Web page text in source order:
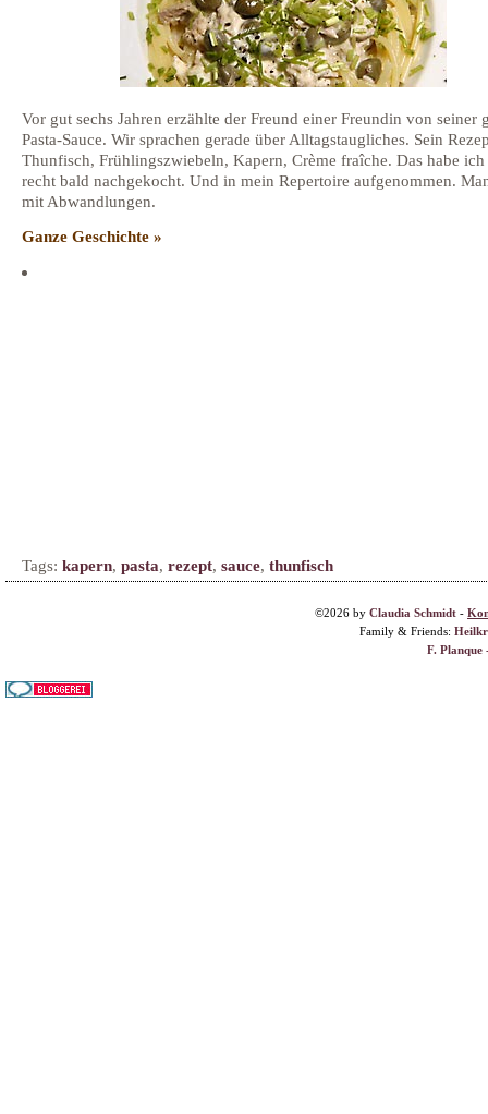
Vor gut sechs Jahren erzählte der Freund einer Freundin von seiner
Pasta-Sauce. Wir sprachen gerade über Alltagstaugliches. Sein
Thunfisch, Frühlingszwiebeln, Kapern, Crème fraîche. Das habe ich
recht bald nachgekocht. Und in mein Repertoire aufgenommen.
mit Abwandlungen.
Ganze Geschichte »
Tags: kapern, pasta, rezept, sauce, thunfisch
©2026 by Claudia Schmidt -
Family & Friends:
F. Planque